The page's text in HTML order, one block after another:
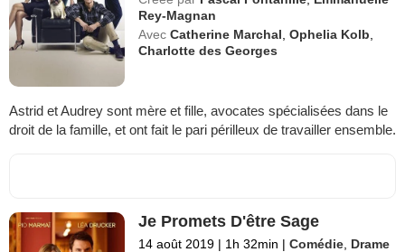
Rey-Magnan
Avec Catherine Marchal ,Ophelia Kolb
Charlotte des Georges
Astrid et Audrey sont mère et fille, avocates spécialisées dans le
droit de la famille, et ont fait le pari périlleux de travailler ensemble.
Je Promets D'être Sage
14 août 2019 | 1h 32min | Comédie Drame